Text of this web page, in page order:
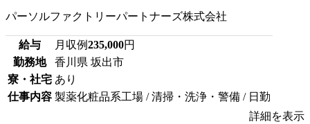
パーソルファクトリーパートナーズ株式会社
給与 月収例235,000円
勤務地
香川県 坂出市
寮・社宅 あり
仕事内容 製薬化粧品系工場 / 清掃・洗浄・警備 / 日勤
詳細を表示